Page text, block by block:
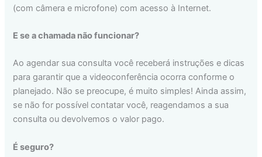
(com câmera e microfone) com acesso à Internet.
E se a chamada não funcionar?
Ao agendar sua consulta você receberá instruções e dicas
para garantir que a videoconferência ocorra conforme o
planejado. Não se preocupe, é muito simples! Ainda assim,
se não for possível contatar você, reagendamos a sua
consulta ou devolvemos o valor pago.
É seguro?